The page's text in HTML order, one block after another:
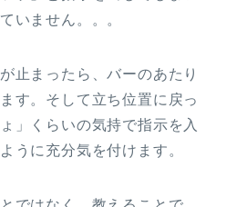
いません。。。
止まったら、バーのあたり
す。そして立ち位置に戻っ
」くらいの気持で指示を入
うに充分気を付けます。